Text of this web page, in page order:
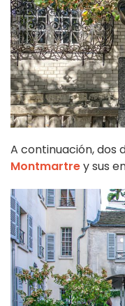
A continuación, dos
Montmartrey sus